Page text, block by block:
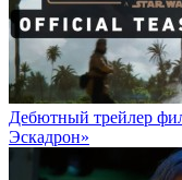
Дебютный трейлер
Эскадрон»